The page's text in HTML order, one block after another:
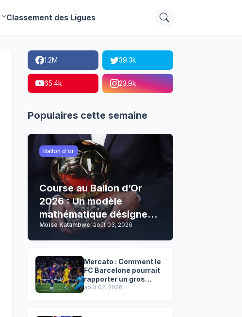
Classement des Ligues
1.2M 39.3k
65.4k 23.9k
Populaires cette semaine
Ballon d'or
Course au Ballon d’Or
2026 : Un modèle
mathématique désigne
son grand favori !
Moïse Katambwe-août 03, 2026
Mercato : Comment le
FC Barcelone pourrait
rapporter un gros
chèque inespéré à l’OM
août 02, 2026